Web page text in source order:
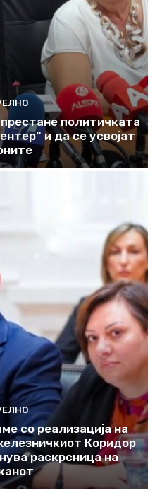
политичката
и да се усвојат
со реализација на
Коридор
раскрсница на